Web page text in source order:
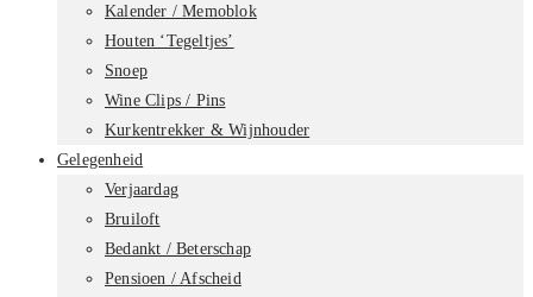
Kalender / Memoblok
Houten ‘Tegeltjes’
Snoep
Wine Clips / Pins
Kurkentrekker & Wijnhouder
Gelegenheid
Verjaardag
Bruiloft
Bedankt / Beterschap
Pensioen / Afscheid